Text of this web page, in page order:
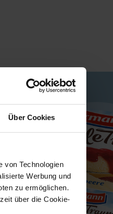
Über Cookies
von Technologien
Werbung und
zu ermöglichen.
über die Cookie-